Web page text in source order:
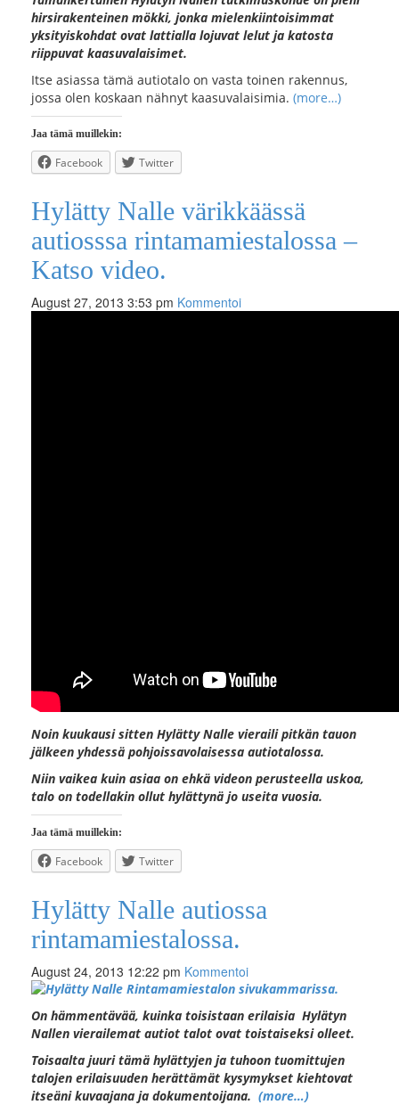
hirsirakenteinen mökki, jonka mielenkiintoisimmat
yksityiskohdat ovat lattialla lojuvat lelut ja katosta
riippuvat kaasuvalaisimet.
Itse asiassa tämä autiotalo on vasta toinen rakennus,
jossa olen koskaan nähnyt kaasuvalaisimia. (more…)
Jaa tämä muillekin:
Facebook Twitter
Hylätty Nalle värikkäässä
autiosssa rintamamiestalossa –
Katso video.
August 27, 2013 3:53 pm Kommentoi
Noin kuukausi sitten Hylätty Nalle vieraili pitkän tauon
jälkeen yhdessä pohjoissavolaisessa autiotalossa.
Niin vaikea kuin asiaa on ehkä videon perusteella uskoa,
talo on todellakin ollut hylättynä jo useita vuosia.
Jaa tämä muillekin:
Facebook Twitter
Hylätty Nalle autiossa
rintamamiestalossa.
August 24, 2013 12:22 pm Kommentoi
On hämmentävää, kuinka toisistaan erilaisia Hylätyn
Nallen vierailemat autiot talot ovat toistaiseksi olleet.
Toisaalta juuri tämä hylättyjen ja tuhoon tuomittujen
talojen erilaisuuden herättämät kysymykset kiehtovat
itseäni kuvaajana ja dokumentoijana. (more…)